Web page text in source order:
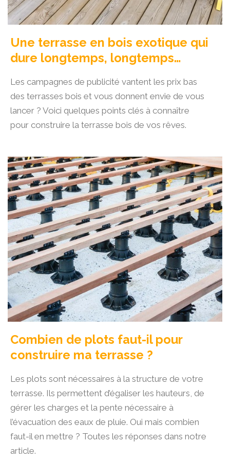
Une terrasse en bois exotique qui
dure longtemps, longtemps…
Les campagnes de publicité vantent les prix bas
des terrasses bois et vous donnent envie de vous
lancer ? Voici quelques points clés à connaître
pour construire la terrasse bois de vos rêves.
Combien de plots faut-il pour
construire ma terrasse ?
Les plots sont nécessaires à la structure de votre
terrasse. Ils permettent d’égaliser les hauteurs, de
gérer les charges et la pente nécessaire à
l’évacuation des eaux de pluie. Oui mais combien
faut-il en mettre ? Toutes les réponses dans notre
article.